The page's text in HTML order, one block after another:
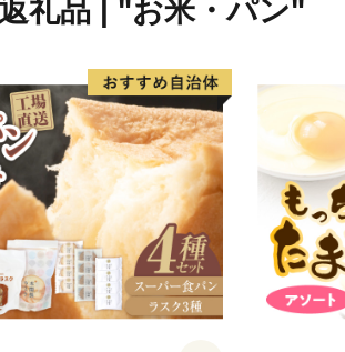
礼品 | "お米・パン"